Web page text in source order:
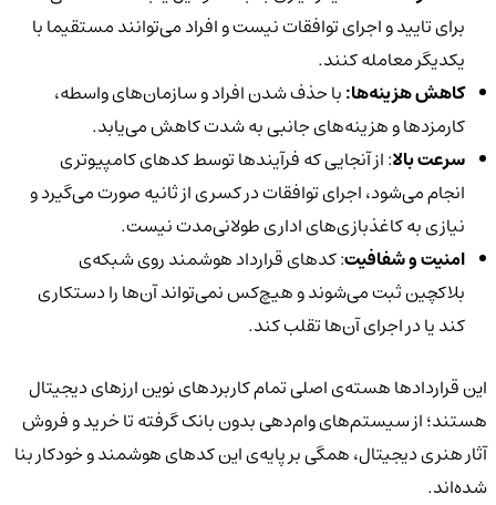
برای تایید و اجرای توافقات نیست و افراد می‌توانند مستقیما با
یکدیگر معامله کنند.
کاهش هزینه‌ها:با حذف شدن افراد و سازمان‌های واسطه،
کارمزدها و هزینه‌های جانبی به شدت کاهش می‌یابد.
سرعت بالا: از آنجایی که فرآیندها توسط کدهای کامپیوتری
انجام می‌شود، اجرای توافقات در کسری از ثانیه صورت می‌گیرد و
نیازی به کاغذبازی‌های اداری طولانی‌مدت نیست.
امنیت و شفافیت: کدهای قرارداد هوشمند روی شبکه‌ی
بلاکچین ثبت می‌شوند و هیچ‌کس نمی‌تواند آن‌ها را دستکاری
کند یا در اجرای آن‌ها تقلب کند.
این قراردادها هسته‌ی اصلی تمام کاربردهای نوین ارزهای دیجیتال
هستند؛ از سیستم‌های وام‌دهی بدون بانک گرفته تا خرید و فروش
آثار هنری دیجیتال، همگی بر پایه‌ی این کدهای هوشمند و خودکار بنا
شده‌اند.